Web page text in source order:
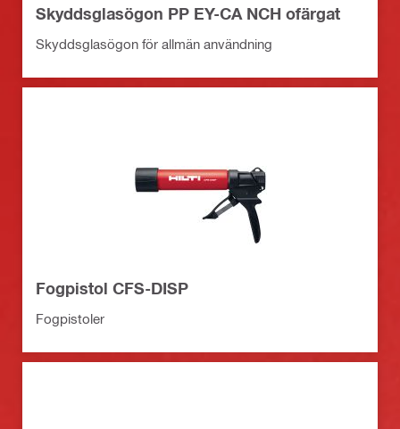
Skyddsglasögon PP EY-CA NCH ofärgat
Skyddsglasögon för allmän användning
Fogpistol CFS-DISP
Fogpistoler